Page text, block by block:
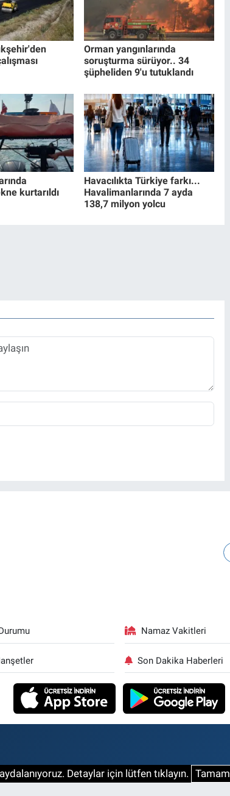
Orman yangınlarında
soruşturma sürüyor.. 34
şüpheliden 9'u tutuklandı
kurtarıldı
Havacılıkta Türkiye farkı...
Havalimanlarında 7 ayda
138,7 milyon yolcu
Namaz Vakitleri
Son Dakika Haberleri
Detaylar için lütfen tıklayın. Tamam